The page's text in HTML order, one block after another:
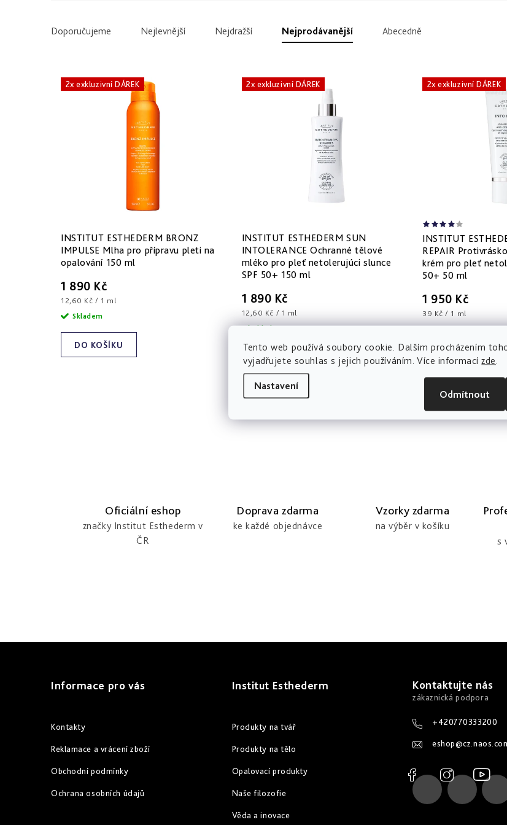
Tento web používá soubory cookie. Dalším procházením
vyjadřujete souhlas s jejich používáním. Více informacízde
Nastavení
Odmítnout
ý
ů
Ř
o
d
u
Doporučujeme Nejlevnější Nejdražší Nejprodávanější Abecedně
2x exkluzivní DÁREK
INSTITUT ESTHEDERM BRONZ
IMPULSE Mlha pro přípravu pleti na
opalování 150 ml
1 890 Kč
Měrná
cena:
12,60 Kč / 1 ml
DO KOŠÍKU
Skladem
2x exkluzivní DÁREK
INSTITUT ESTHEDERM SUN
INTOLERANCE Ochranné tělové
mléko pro pleť netolerujúci slunce
SPF 50+ 150 ml
1 890 Kč
Měrná
cena:
12,60 Kč / 1 ml
DO KOŠÍKU
Skladem
2x exkluzivní DÁREK
INSTITUT
REPAIR
krém pro pleť
50+ 50 ml
1 950 Kč
Měrná
cena:
39 Kč / 1 ml
DO KOŠÍKU
v
y
ý
p
u
Oficiální eshop
značky Institut Esthederm v
ČR
Doprava zdarma
ke každé objednávce
Vzorky zdarma
na výběr v košíku
s
Informace pro vás
Kontakty
Reklamace a vrácení zboží
Obchodní podmínky
Ochrana osobních údajů
Institut Esthederm
Produkty na tvář
Produkty na tělo
Opalovací produkty
Naše filozofie
Věda a inovace
Kontaktujte nás
+420770333200
eshop@